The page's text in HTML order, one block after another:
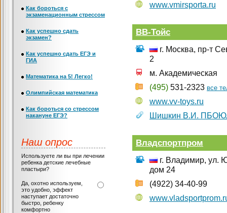
www.vmirsporta.ru
ВВ-Тойс
г. Москва, пр-т
2
м. Академическая
(495) 531-2323 все
www.vv-toys.ru
Шишкин В.И.
Владспортпром
г. Владимир, ул.
дом 24
(4922) 34-40-99
Как бороться с
экзаменационным стрессом
Как успешно сдать
экзамен?
Как успешно сдать ЕГЭ и
ГИА
Математика на 5! Легко!
Олимпийская математика
Как бороться со стрессом
накануне ЕГЭ?
Наш опрос
Используете ли вы при лечении
ребенка детские лечебные
пластыри?
Да, охотно используем,
это удобно, эффект
наступает достаточно
быстро, ребенку
комфортно